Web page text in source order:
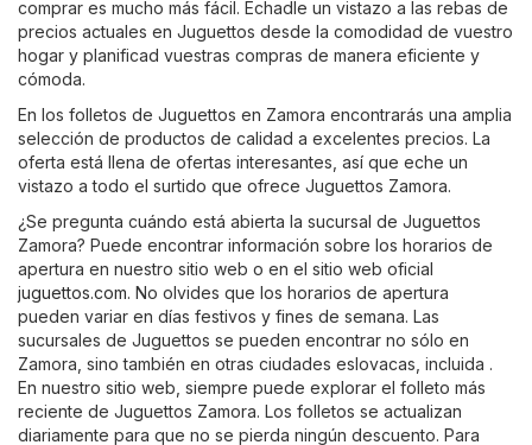
comprar es mucho más fácil. Echadle un vistazo a las rebas de
precios actuales en Juguettos desde la comodidad de vuestro
hogar y planificad vuestras compras de manera eficiente y
cómoda.
En los folletos de Juguettos en Zamora encontrarás una amplia
selección de productos de calidad a excelentes precios. La
oferta está llena de ofertas interesantes, así que eche un
vistazo a todo el surtido que ofrece Juguettos Zamora.
¿Se pregunta cuándo está abierta la sucursal de Juguettos
Zamora? Puede encontrar información sobre los horarios de
apertura en nuestro sitio web o en el sitio web oficial
juguettos.com. No olvides que los horarios de apertura
pueden variar en días festivos y fines de semana. Las
sucursales de Juguettos se pueden encontrar no sólo en
Zamora, sino también en otras ciudades eslovacas, incluida .
En nuestro sitio web, siempre puede explorar el folleto más
reciente de Juguettos Zamora. Los folletos se actualizan
diariamente para que no se pierda ningún descuento. Para